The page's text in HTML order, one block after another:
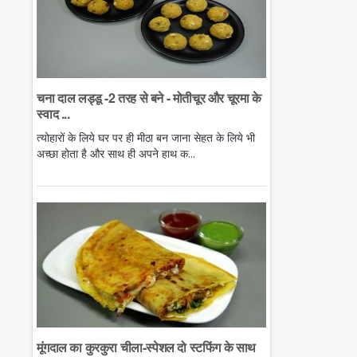
चना दाल लड्डू -2 तरह से बने - मोतीचूर और चूरमा के
स्वाद ...
त्योहारों के लिये घर पर ही मीठा बन जाना सेहत के लिये भी
अच्छा होता है और साथ ही अपने हाथ क...
मूंगदाल का कुरकुरा चीला-स्पेशल दो स्टफिंग के साथ